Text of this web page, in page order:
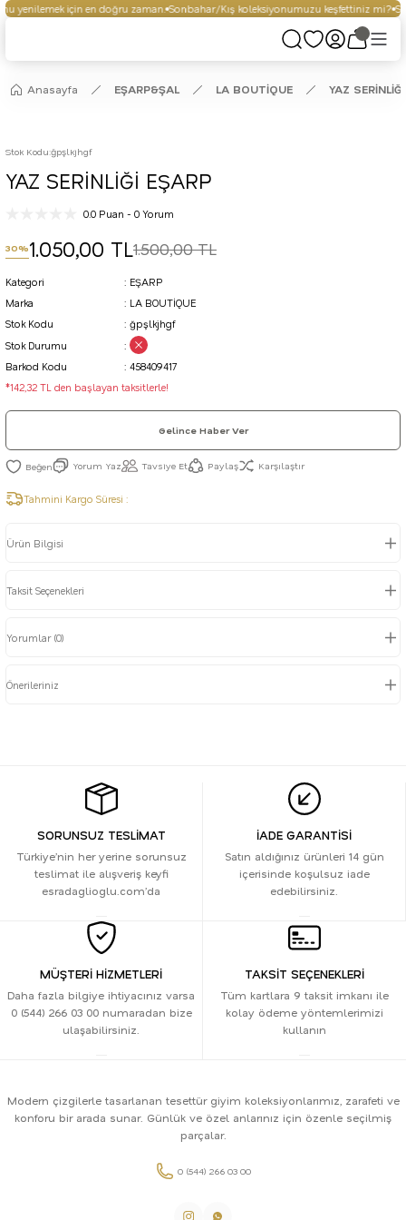
yenilemek için en doğru zaman. Sonbahar/Kış koleksiyonumuzu keşfettiniz mi?
Anasayfa EŞARP&ŞAL LA BOUTİQUE YAZ
Stok Kodu:ğpşlkjhgf
YAZ SERİNLİĞİ EŞARP
0.0 Puan - 0 Yorum
30%1.050,00 TL1.500,00 TL
Kategori
EŞARP
Marka
LA BOUTİQUE
Stok Kodu
ğpşlkjhgf
Stok Durumu
Barkod Kodu
458409417
*142,32 TL den başlayan taksitlerle!
Gelince Haber Ver
Yorum Yaz Tavsiye Et Paylaş Karşılaştır
Tahmini Kargo Süresi :
Ürün Bilgisi
Taksit Seçenekleri
Yorumlar (0)
Önerileriniz
SORUNSUZ TESLİMAT
Türkiye’nin her yerine sorunsuz
teslimat ile alışveriş keyfi
esradaglioglu.com’da
İADE GARANTİSİ
Satın aldığınız ürünleri 14 gün
içerisinde koşulsuz iade
edebilirsiniz.
MÜŞTERİ HİZMETLERİ
Daha fazla bilgiye ihtiyacınız varsa
0 (544) 266 03 00 numaradan bize
ulaşabilirsiniz.
TAKSİT SEÇENEKLERİ
Tüm kartlara 9 taksit imkanı ile
kolay ödeme yöntemlerimizi
kullanın
Modern çizgilerle tasarlanan tesettür giyim koleksiyonlarımız, zarafeti ve
konforu bir arada sunar. Günlük ve özel anlarınız için özenle seçilmiş
parçalar.
0 (544) 266 03 00